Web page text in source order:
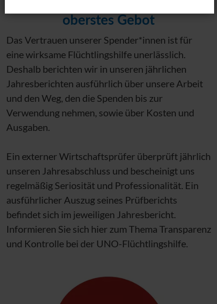
oberstes Gebot
Das Vertrauen unserer Spender*innen ist für
eine wirksame Flüchtlingshilfe unerlässlich.
Deshalb berichten wir in unseren jährlichen
Jahresberichten ausführlich über unsere Arbeit
und den Weg, den die Spenden bis zur
Verwendung nehmen, sowie über Kosten und
Ausgaben.
Ein externer Wirtschaftsprüfer überprüft jährlich
unseren Jahresabschluss und bescheinigt uns
regelmäßig Seriosität und Professionalität. Ein
ausführlicher Auszug seines Prüfberichts
befindet sich im jeweiligen Jahresbericht.
Informieren Sie sich hier zum Thema Transparenz
und Kontrolle bei der UNO-Flüchtlingshilfe.